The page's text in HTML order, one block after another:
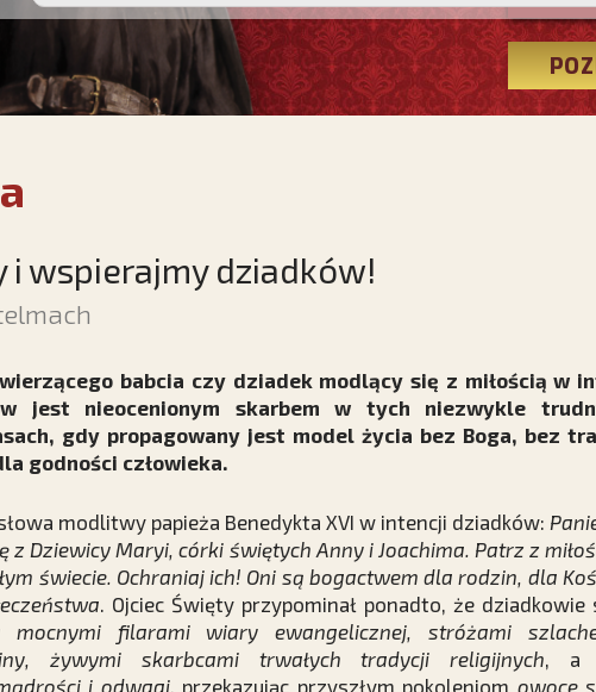
i wspierajmy dziadków!
babcia czy dziadek modlący się z miłością w
jest nieocenionym skarbem w tych niezwykle
gdy propagowany jest model życia bez Boga, bez
godności człowieka.
modlitwy papieża Benedykta XVI w intencji dziadków:
z Dziewicy Maryi, córki świętych Anny i Joachima. Patrz z
świecie. Ochraniaj ich! Oni są bogactwem dla rodzin, dla
. Ojciec Święty przypominał ponadto, że dziadkowie
mocnymi filarami wiary ewangelicznej, stróżami
żywymi skarbcami trwałych tradycji religijnych, a
i odwagi, ­przekazując przyszłym pokoleniom owoce